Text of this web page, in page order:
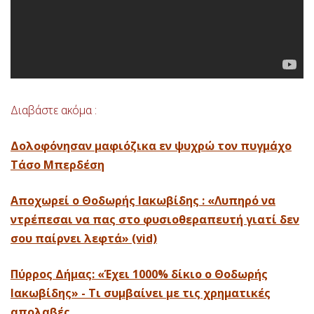
Διαβάστε ακόμα :
Δολοφόνησαν μαφιόζικα εν ψυχρώ τον πυγμάχο
Τάσο Μπερδέση
Αποχωρεί ο Θοδωρής Ιακωβίδης : «Λυπηρό να
ντρέπεσαι να πας στο φυσιοθεραπευτή γιατί δεν
σου παίρνει λεφτά» (vid)
Πύρρος Δήμας: «Έχει 1000% δίκιο ο Θοδωρής
Ιακωβίδης» - Τι συμβαίνει με τις χρηματικές